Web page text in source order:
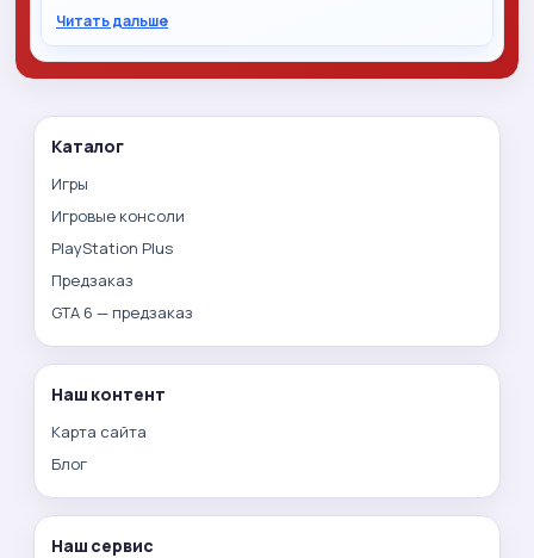
Читать дальше
Каталог
Игры
Игровые консоли
PlayStation Plus
Предзаказ
GTA 6 — предзаказ
Наш контент
Карта сайта
Блог
Наш сервис